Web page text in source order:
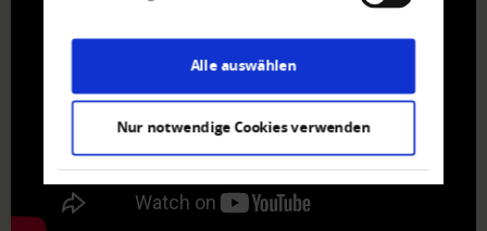
Alle auswählen
Nur notwendige Cookies verwenden